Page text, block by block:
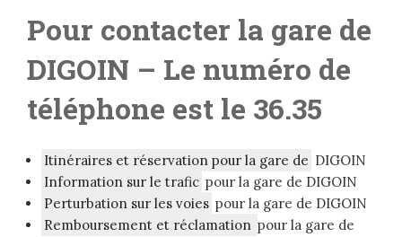
Pour contacter la gare de
DIGOIN – Le numéro de
téléphone est le 36.35
Itinéraires et réservation pour la gare de DIGOIN
Information sur le trafic pour la gare de DIGOIN
Perturbation sur les voies pour la gare de DIGOIN
Remboursement et réclamation pour la gare de